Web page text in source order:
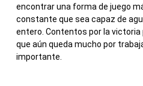
encontrar una forma de juego
constante que sea capaz de
entero. Contentos por la
que aún queda mucho por
importante.